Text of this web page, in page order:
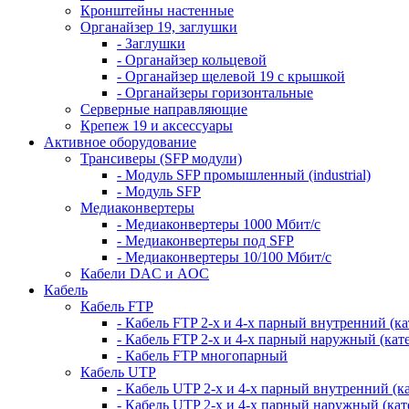
Кронштейны настенные
Органайзер 19, заглушки
- Заглушки
- Органайзер кольцевой
- Органайзер щелевой 19 с крышкой
- Органайзеры горизонтальные
Серверные направляющие
Крепеж 19 и аксессуары
Активное оборудование
Трансиверы (SFP модули)
- Модуль SFP промышленный (industrial)
- Модуль SFP
Медиаконвертеры
- Медиаконвертеры 1000 Мбит/с
- Медиаконвертеры под SFP
- Медиаконвертеры 10/100 Мбит/с
Кабели DAC и AOC
Кабель
Кабель FTP
- Кабель FTP 2-х и 4-х парный внутренний
- Кабель FTP 2-х и 4-х парный наружный
- Кабель FTP многопарный
Кабель UTP
- Кабель UTP 2-х и 4-х парный внутренний
- Кабель UTP 2-х и 4-х парный наружный